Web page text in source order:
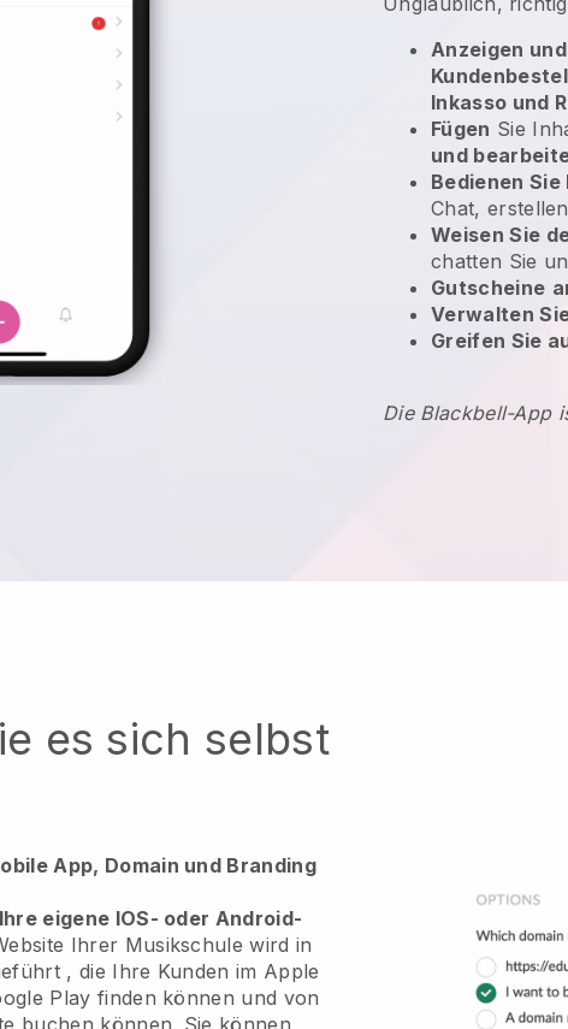
Anzeigen
Inkasso und
Fügen Sie
und
Bedienen Sie
Chat,
Weisen Sie
chatten Sie
Gutscheine
Verwalten
Greifen Sie
Die Blackbell-App
es sich selbst
App, Domain und Branding
eigene IOS- oder Android-
Ihrer Musikschule wird in
, die Ihre Kunden im Apple
Play finden können und von
buchen können. Sie können